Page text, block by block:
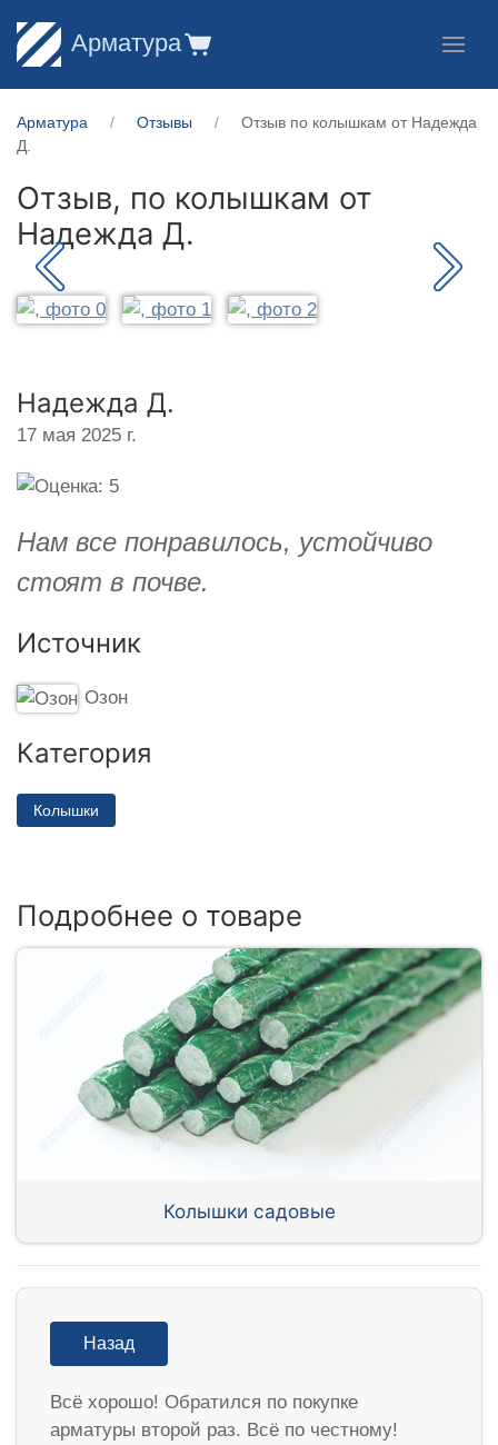
Арматура
Арматура Отзывы
Отзыв по колышкам от Надежда
Д.
Отзыв, по колышкам от
Надежда Д.
Надежда Д.
17 мая 2025 г.
Нам все понравилось, устойчиво
стоят в почве.
Источник
Озон
Категория
Колышки
Подробнее о товаре
Колышки садовые
Назад
Всё хорошо! Обратился по покупке
арматуры второй раз. Всё по честному!